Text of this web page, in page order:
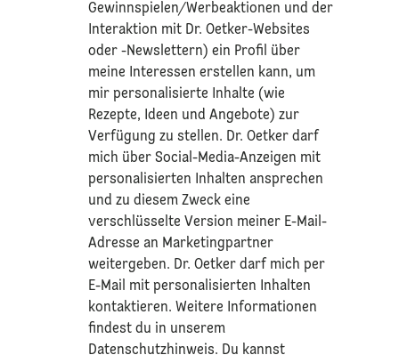
Gewinnspielen/Werbeaktionen und der
Interaktion mit Dr. Oetker-Websites
oder -Newslettern) ein Profil über
meine Interessen erstellen kann, um
mir personalisierte Inhalte (wie
Rezepte, Ideen und Angebote) zur
Verfügung zu stellen. Dr. Oetker darf
mich über Social-Media-Anzeigen mit
personalisierten Inhalten ansprechen
und zu diesem Zweck eine
verschlüsselte Version meiner E-Mail-
Adresse an Marketingpartner
weitergeben. Dr. Oetker darf mich per
E-Mail mit personalisierten Inhalten
kontaktieren. Weitere Informationen
findest du in unserem
Datenschutzhinweis. Du kannst